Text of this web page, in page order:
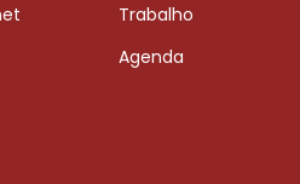
Trabalho
Agenda